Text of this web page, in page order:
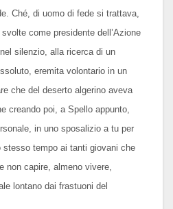
Ché, di uomo di fede si trattava,
come presidente dell’Azione
silenzio, alla ricerca di un
eremita volontario in un
che del deserto algerino aveva
creando poi, a Spello appunto,
in uno sposalizio a tu per
stesso tempo ai tanti giovani che
non capire, almeno vivere,
lontano dai frastuoni del